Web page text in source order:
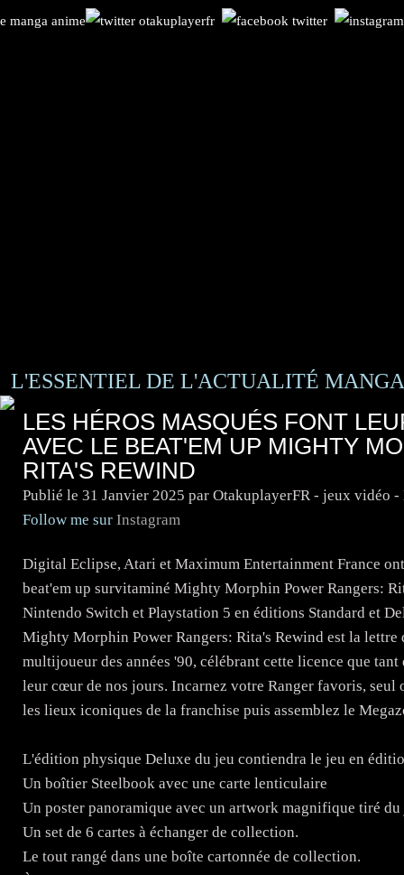
L'ESSENTIEL DE L'ACTUALITÉ
LES HÉROS MASQUÉS FONT
AVEC LE BEAT'EM UP MIGHTY
RITA'S REWIND
Publié le 31 Janvier 2025 par OtakuplayerFR - jeux vidéo -
Follow me sur Instagram
Digital Eclipse, Atari et Maximum Entertainment France
beat'em up survitaminé Mighty Morphin Power Rangers:
Nintendo Switch et Playstation 5 en éditions Standard et
Mighty Morphin Power Rangers: Rita's Rewind est la
multijoueur des années '90, célébrant cette licence que
leur cœur de nos jours. Incarnez votre Ranger favoris, seul
les lieux iconiques de la franchise puis assemblez le
L'édition physique Deluxe du jeu contiendra le jeu en
Un boîtier Steelbook avec une carte lenticulaire
Un poster panoramique avec un artwork magnifique tiré du
Un set de 6 cartes à échanger de collection.
Le tout rangé dans une boîte cartonnée de collection.